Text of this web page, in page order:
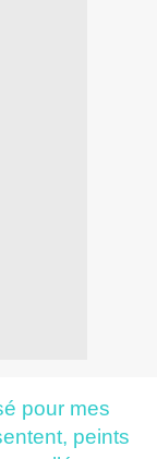
pour mes
peints